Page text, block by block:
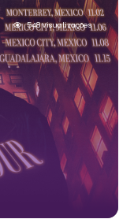
548Visualizações